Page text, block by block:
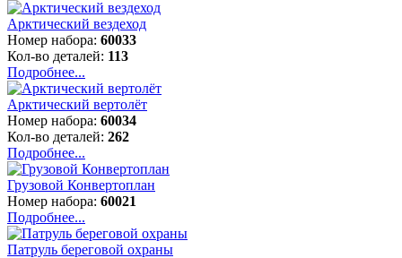
Арктический вездеход
Номер набора: 60033
Кол-во деталей: 113
Подробнее...
Арктический вертолёт
Номер набора: 60034
Кол-во деталей: 262
Подробнее...
Грузовой Конвертоплан
Номер набора: 60021
Подробнее...
Патруль береговой охраны